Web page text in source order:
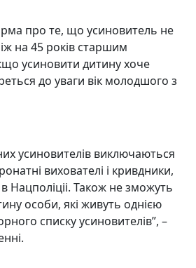
про те, що усиновитель не
на 45 років старшим
усиновити дитину хоче
до уваги вік молодшого з
усиновителів виключаються
вихователі і кривдники,
в Нацполіціі. Також не зможуть
особи, які живуть однією
списку усиновителів”, –